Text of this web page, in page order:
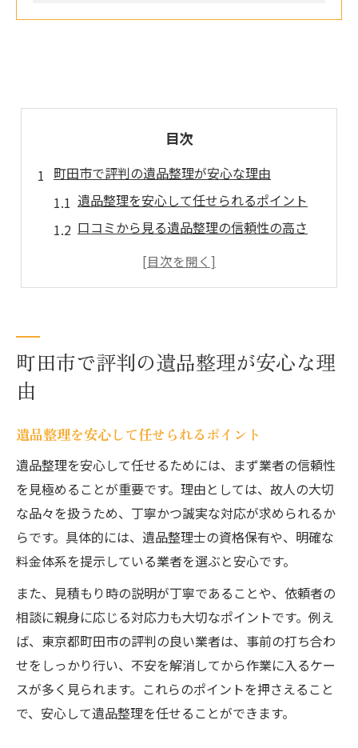
目次
町田市で評判の遺品整理が安心な理由
遺品整理を安心して任せられるポイント
口コミから見る遺品整理の信頼性の高さ
遺品整理業者の対応が評判な理由とは
遺品整理業者の選び方と比較のコツ
遺品整理サービスの内容と選択基準
遺品整理依頼前に確認したいポイント
丁寧な遺品整理を望む方へのポイント
遺品整理で大切にしたい丁寧な対応力
スタッフの対応が丁寧な遺品整理の特徴
遺品整理で安心できる細やかなサービス
遺品整理を依頼する際の配慮すべき点
口コミを活かして遺品整理業者を比較
遺品整理業者の口コミを比較する重要性
遺品整理のリアルな口コミ活用術
町田市で評判の遺品整理が安心な理
由
遺品整理を安心して任せられるポイント
遺品整理を安心して任せるためには、まず業者の信頼性
を見極めることが重要です。理由としては、故人の大切
な品々を扱うため、丁寧かつ誠実な対応が求められるか
らです。具体的には、遺品整理士の資格保有や、明確な
料金体系を提示している業者を選ぶと安心です。
また、見積もり時の説明が丁寧であることや、依頼者の
相談に親身に応じる対応力も大切なポイントです。例え
ば、東京都町田市の評判の良い業者は、事前の打ち合わ
せをしっかり行い、不安を解消してから作業に入るケー
スが多く見られます。これらのポイントを押さえること
で、安心して遺品整理を任せることができます。